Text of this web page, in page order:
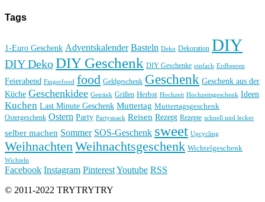
Tags
1-Euro Geschenk Adventskalender Basteln Deko Dekoration DIY
DIY DekoDIY Geschenk DIY Geschenke einfach Erdbeeren
Feierabend Fingerfood food Geldgeschenk Geschenk Geschenk aus der
Küche Geschenkidee Getränk Grillen Herbst Hochzeit Hochzeitsgeschenk Ideen
Kuchen Last Minute Geschenk Muttertag Muttertagsgeschenk
Ostergeschenk Ostern Party Partysnack Reisen Rezept Rezepte schnell und lecker
selber machen Sommer SOS-Geschenk sweet Upcycling
Weihnachten Weihnachtsgeschenk Wichtelgeschenk
Wichteln
Facebook Instagram PinterestYoutube RSS
© 2011-2022 TRYTRYTRY